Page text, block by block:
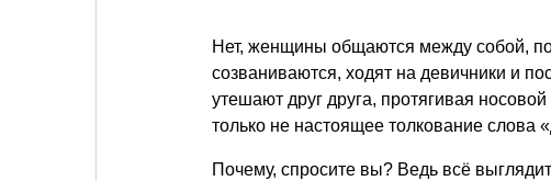
Нет, женщины общаются между собой,
созваниваются, ходят на девичники и
утешают друг друга, протягивая
только не настоящее толкование слова
Почему, спросите вы? Ведь всё